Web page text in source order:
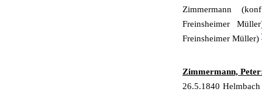
Zimmermann
Freinsheimer
Freinshei­mer Müller)
Zimmermann,
26.5.1840